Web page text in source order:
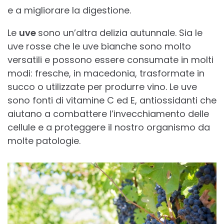
e a migliorare la digestione.
Le uve sono un’altra delizia autunnale. Sia le
uve rosse che le uve bianche sono molto
versatili e possono essere consumate in molti
modi: fresche, in macedonia, trasformate in
succo o utilizzate per produrre vino. Le uve
sono fonti di vitamine C ed E, antiossidanti che
aiutano a combattere l’invecchiamento delle
cellule e a proteggere il nostro organismo da
molte patologie.